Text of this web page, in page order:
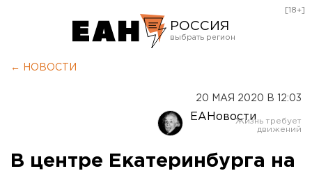
РОССИЯ
Оренбург
[18+]
← НОВОСТИ
20 МАЯ 2020 В 12:03
ЕАНовости
В центре Екатеринбурга на